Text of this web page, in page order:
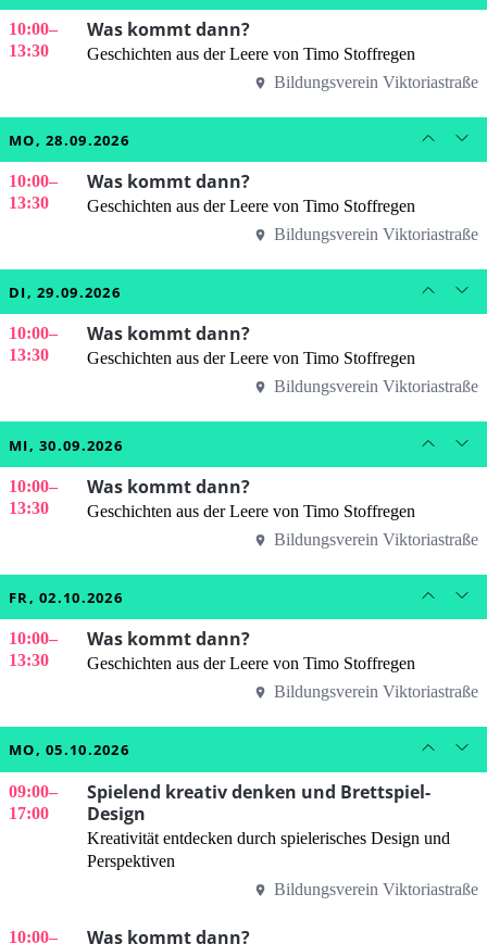
10:00–
13:30
Was kommt dann?
Geschichten aus der Leere von Timo Stoffregen
Bildungsverein Viktoriastraße
MO, 28.09.2026
10:00–
13:30
Was kommt dann?
Geschichten aus der Leere von Timo Stoffregen
Bildungsverein Viktoriastraße
DI, 29.09.2026
10:00–
13:30
Was kommt dann?
Geschichten aus der Leere von Timo Stoffregen
Bildungsverein Viktoriastraße
MI, 30.09.2026
10:00–
13:30
Was kommt dann?
Geschichten aus der Leere von Timo Stoffregen
Bildungsverein Viktoriastraße
FR, 02.10.2026
10:00–
13:30
Was kommt dann?
Geschichten aus der Leere von Timo Stoffregen
Bildungsverein Viktoriastraße
MO, 05.10.2026
09:00–
17:00
Spielend kreativ denken und Brettspiel-
Design
Kreativität entdecken durch spielerisches Design und
Perspektiven
Bildungsverein Viktoriastraße
10:00–
Was kommt dann?